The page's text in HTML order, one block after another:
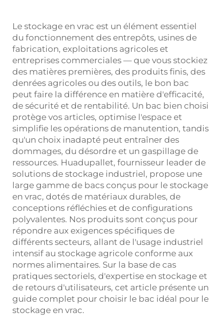
Le stockage en vrac est un élément essentiel
du fonctionnement des entrepôts, usines de
fabrication, exploitations agricoles et
entreprises commerciales — que vous stockiez
des matières premières, des produits finis, des
denrées agricoles ou des outils, le bon bac
peut faire la différence en matière d'efficacité,
de sécurité et de rentabilité. Un bac bien choisi
protège vos articles, optimise l'espace et
simplifie les opérations de manutention, tandis
qu'un choix inadapté peut entraîner des
dommages, du désordre et un gaspillage de
ressources. Huadupallet, fournisseur leader de
solutions de stockage industriel, propose une
large gamme de bacs conçus pour le stockage
en vrac, dotés de matériaux durables, de
conceptions réfléchies et de configurations
polyvalentes. Nos produits sont conçus pour
répondre aux exigences spécifiques de
différents secteurs, allant de l'usage industriel
intensif au stockage agricole conforme aux
normes alimentaires. Sur la base de cas
pratiques sectoriels, d'expertise en stockage et
de retours d'utilisateurs, cet article présente un
guide complet pour choisir le bac idéal pour le
stockage en vrac.